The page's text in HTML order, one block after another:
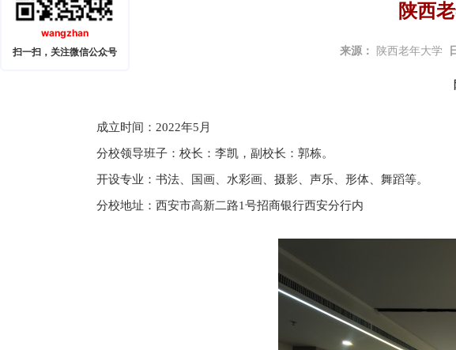
陕西
来源： 陕西老年大学
成立时间： 2022年5月
分校领导班子：校长：李凯，副校长：郭栋。
开设专业：书法、国画、水彩画、摄影、声乐、形体、舞蹈等。
分校地址：西安市高新二路1号招商银行西安分行内
wangzhan
扫一扫，关注微信公众号